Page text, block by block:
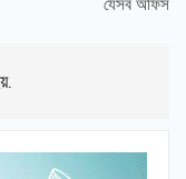
যেসব অফিস